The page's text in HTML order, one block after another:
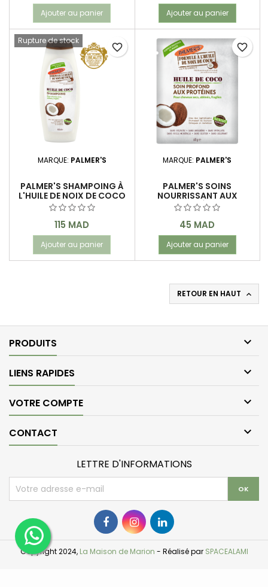
Ajouter au panier Ajouter au panier
Rupture de stock
MARQUE: PALMER'S
PALMER'S SHAMPOING À
L'HUILE DE NOIX DE COCO
400 ML
Prix
115 MAD
Ajouter au panier
favorite_border
MARQUE: PALMER'S
PALMER'S SOINS
NOURRISSANT AUX
PROTEINES ET À L'HUILE DE
NOIX DE COCO 60 G
Prix
45 MAD
Ajouter au panier
favorite_border
RETOUR EN HAUT 
PRODUITS 
LIENS RAPIDES 
VOTRE COMPTE 
CONTACT 
LETTRE D'INFORMATIONS
Copyright 2024, La Maison de Marion - Réalisé par SPACEALAMI